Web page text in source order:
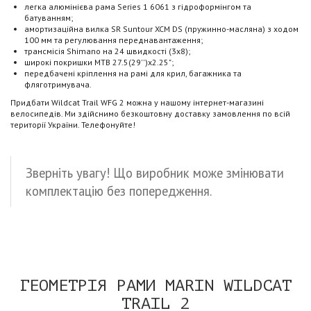
легка алюмінієва рама Series 1 6061 з гідроформінгом та
батуванням;
амортизаційна вилка SR Suntour XCM DS (пружинно-масляна) з ходом
100 мм та регулювання переднавантаження;
трансмісія Shimano на 24 швидкості (3x8);
широкі покришки MTB 27.5(29'')x2.25";
передбачені кріплення на рамі для крил, багажника та
фляготримувача.
Придбати Wildcat Trail WFG 2 можна у нашому інтернет-магазині
велосипедів. Ми здійснимо безкоштовну доставку замовлення по всій
території України. Телефонуйте!
Зверніть увагу! Що виробник може змінювати
комплектацію без попередження.
ГЕОМЕТРІЯ РАМИ MARIN WILDCAT
TRAIL 2